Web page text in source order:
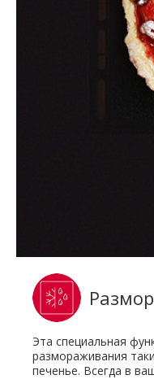
Эта специальная
размораживания
печенье. Всегда в